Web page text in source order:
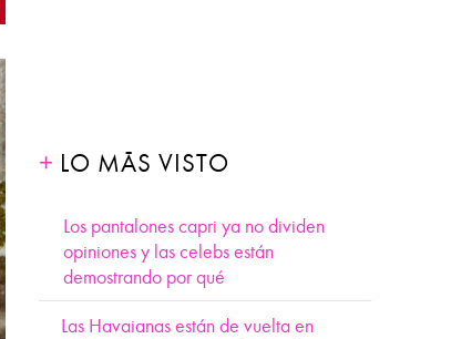
LO MÁS VISTO
Los pantalones capri ya no dividen
opiniones y las celebs están
demostrando por qué
Las Havaianas están de vuelta en